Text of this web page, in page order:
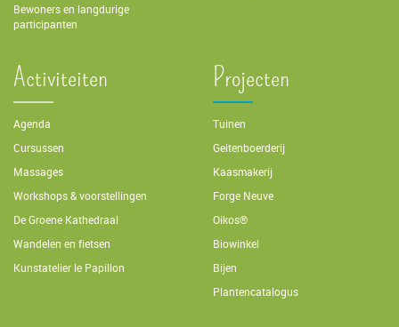
Bewoners en langdurige
participanten
Activiteiten
Agenda
Cursussen
Massages
Workshops & voorstellingen
De Groene Kathedraal
Wandelen en fietsen
Kunstatelier le Papillon
Projecten
Tuinen
Geitenboerderij
Kaasmakerij
Forge Neuve
Oikos®
Biowinkel
Bijen
Plantencatalogus